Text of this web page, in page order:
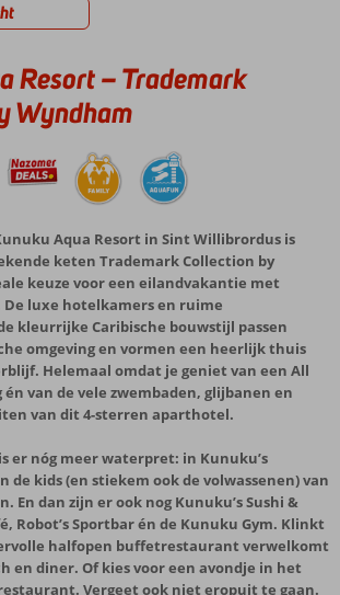
Resort – Trademark
Wyndham
Aqua Resort in Sint Willibrordus is
keten Trademark Collection by
keuze voor een eilandvakantie met
luxe hotelkamers en ruime
kleurrijke Caribische bouwstijl passen
omgeving en vormen een heerlijk thuis
Helemaal omdat je geniet van een All
van de vele zwembaden, glijbanen en
van dit 4-sterren aparthotel.
er nóg meer waterpret: in Kunuku’s
de kids (en stiekem ook de volwassenen) van
En dan zijn er ook nog Kunuku’s Sushi &
Robot’s Sportbar én de Kunuku Gym. Klinkt
halfopen buffetrestaurant verwelkomt
en diner. Of kies voor een avondje in het
Vergeet ook niet eropuit te gaan.